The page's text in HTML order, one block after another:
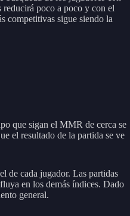
reducirá poco a poco y con el
competitivas sigue siendo la
que sigan el MMR de cerca se
el resultado de la partida se ve
de cada jugador. Las partidas
en los demás índices. Dado
general.